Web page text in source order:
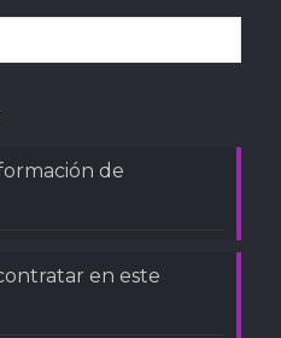
de
en este